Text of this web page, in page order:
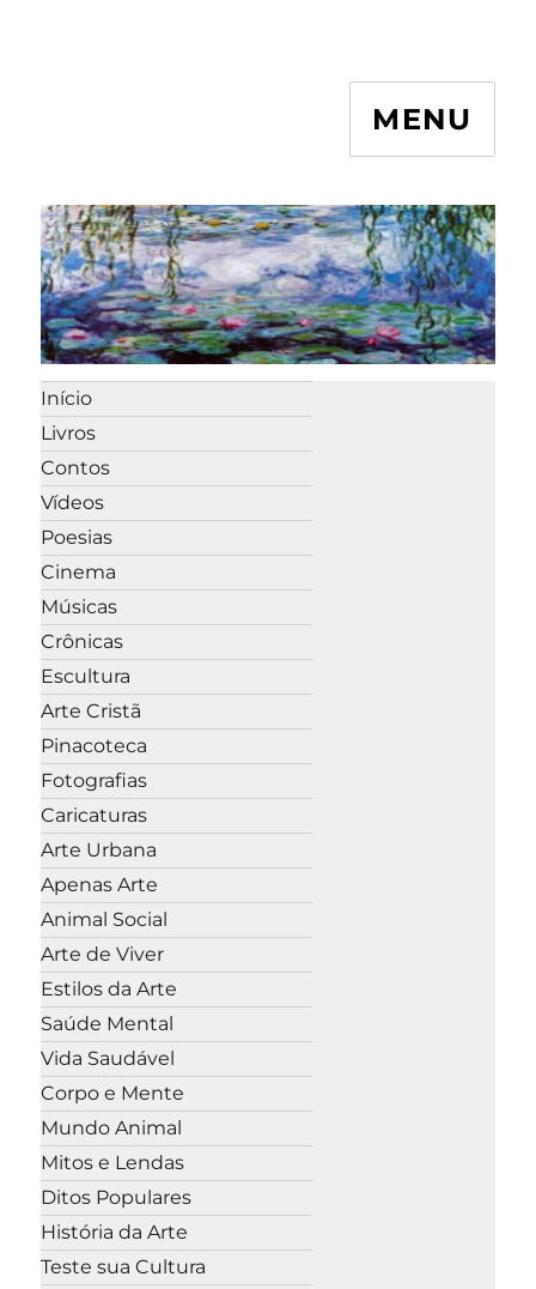
MENU
Início
Livros
Contos
Vídeos
Poesias
Cinema
Músicas
Crônicas
Escultura
Arte Cristã
Pinacoteca
Fotografias
Caricaturas
Arte Urbana
Apenas Arte
Animal Social
Arte de Viver
Estilos da Arte
Saúde Mental
Vida Saudável
Corpo e Mente
Mundo Animal
Mitos e Lendas
Ditos Populares
História da Arte
Teste sua Cultura